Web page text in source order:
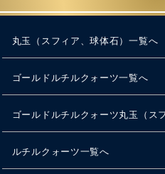
丸玉（スフィア、球体石）一覧へ
ゴールドルチルクォーツ一覧へ
ゴールドルチルクォーツ丸玉（ス
ルチルクォーツ一覧へ